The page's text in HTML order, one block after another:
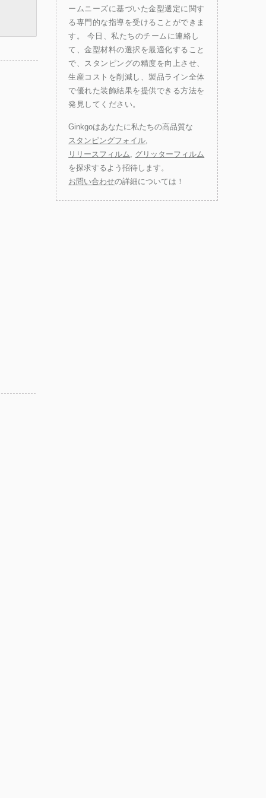
ームニーズに基づいた金型選定に関す
る専門的な指導を受けることができま
す。 今日、私たちのチームに連絡し
て、金型材料の選択を最適化すること
で、スタンピングの精度を向上させ、
生産コストを削減し、製品ライン全体
で優れた装飾結果を提供できる方法を
発見してください。
Ginkgoはあなたに私たちの高品質な
スタンピングフォイル,
リリースフィルム, グリッターフィルム
を探求するよう招待します。
お問い合わせの詳細については！